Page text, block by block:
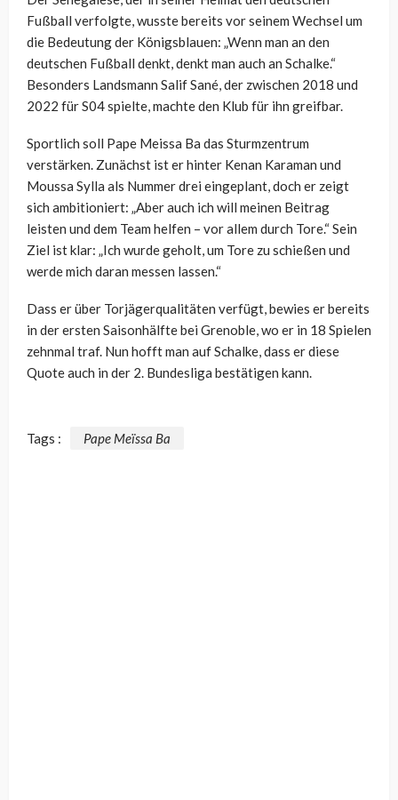
Fußball verfolgte, wusste bereits vor seinem Wechsel um
die Bedeutung der Königsblauen: „Wenn man an den
deutschen Fußball denkt, denkt man auch an Schalke.“
Besonders Landsmann Salif Sané, der zwischen 2018 und
2022 für S04 spielte, machte den Klub für ihn greifbar.
Sportlich soll Pape Meissa Ba das Sturmzentrum
verstärken. Zunächst ist er hinter Kenan Karaman und
Moussa Sylla als Nummer drei eingeplant, doch er zeigt
sich ambitioniert: „Aber auch ich will meinen Beitrag
leisten und dem Team helfen – vor allem durch Tore.“ Sein
Ziel ist klar: „Ich wurde geholt, um Tore zu schießen und
werde mich daran messen lassen.“
Dass er über Torjägerqualitäten verfügt, bewies er bereits
in der ersten Saisonhälfte bei Grenoble, wo er in 18 Spielen
zehnmal traf. Nun hofft man auf Schalke, dass er diese
Quote auch in der 2. Bundesliga bestätigen kann.
Tags : Pape Meïssa Ba